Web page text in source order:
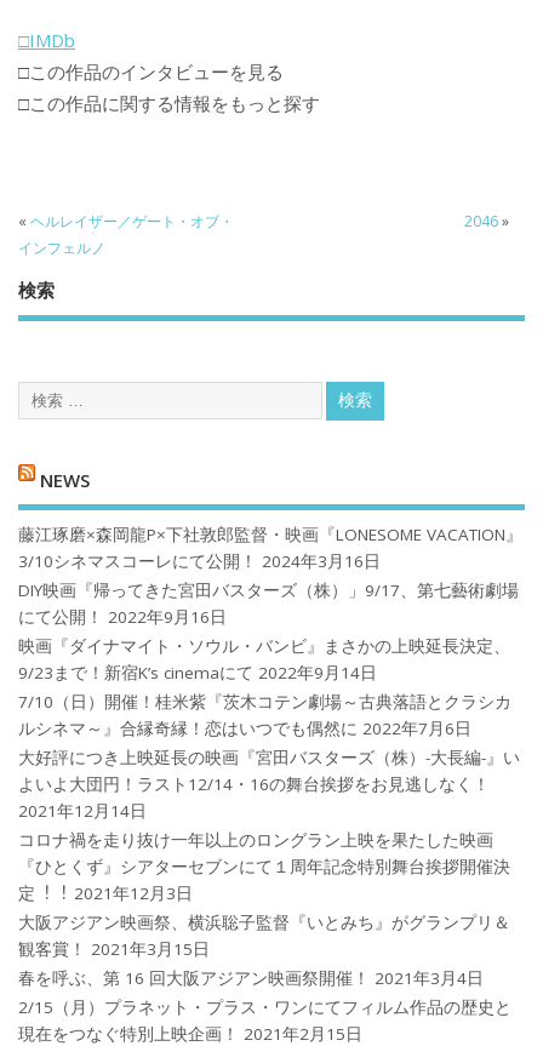
□IMDb
□この作品のインタビューを見る
□この作品に関する情報をもっと探す
« ヘルレイザー／ゲート・オブ・
インフェルノ
2046»
検索
NEWS
藤江琢磨×森岡龍P×下社敦郎監督・映画『LONESOME VACATION』
3/10シネマスコーレにて公開！
2024年3月16日
DIY映画『帰ってきた宮田バスターズ（株）」9/17、第七藝術劇場
にて公開！
2022年9月16日
映画『ダイナマイト・ソウル・バンビ』まさかの上映延長決定、
9/23まで！新宿K’s cinemaにて 2022年9月14日
7/10（日）開催！桂米紫『茨木コテン劇場～古典落語とクラシカ
ルシネマ～』合縁奇縁！恋はいつでも偶然に 2022年7月6日
大好評につき上映延長の映画『宮田バスターズ（株）-大長編-』い
よいよ大団円！ラスト12/14・16の舞台挨拶をお見逃しなく！
2021年12月14日
コロナ禍を⾛り抜け⼀年以上のロングラン上映を果たした映画
『ひとくず』シアターセブンにて１周年記念特別舞台挨拶開催決
定︕︕ 2021年12月3日
大阪アジアン映画祭、横浜聡子監督『いとみち』がグランプリ＆
観客賞！
2021年3月15日
春を呼ぶ、第 16 回大阪アジアン映画祭開催！
2021年3月4日
2/15（月）プラネット・プラス・ワンにてフィルム作品の歴史と
現在をつなぐ特別上映企画！
2021年2月15日